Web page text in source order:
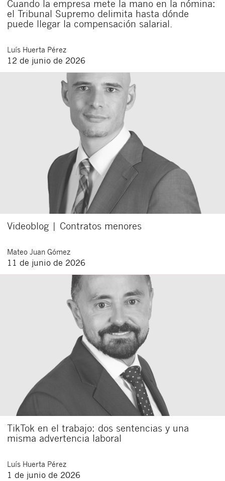
Cuando la empresa mete la mano en la nómina:
el Tribunal Supremo delimita hasta dónde
puede llegar la compensación salarial.
Luís Huerta Pérez
12 de junio de 2026
Videoblog | Contratos menores
Mateo Juan Gómez
11 de junio de 2026
TikTok en el trabajo: dos sentencias y una
misma advertencia laboral
Luís Huerta Pérez
1 de junio de 2026